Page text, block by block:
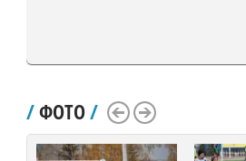
/ФОТО/
Scroll LeftScroll Right